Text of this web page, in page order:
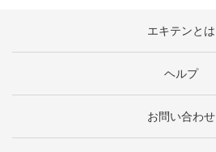
エキテンとは
ヘルプ
お問い合わせ